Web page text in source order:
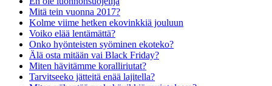
Mitä tein vuonna 2017?
Kolme viime hetken ekovinkkiä jouluun
Voiko elää lentämättä?
Onko hyönteisten syöminen ekoteko?
Älä osta mitään vai Black Friday?
Miten hävitämme koralliriutat?
Tarvitseeko jätteitä enää lajitella?